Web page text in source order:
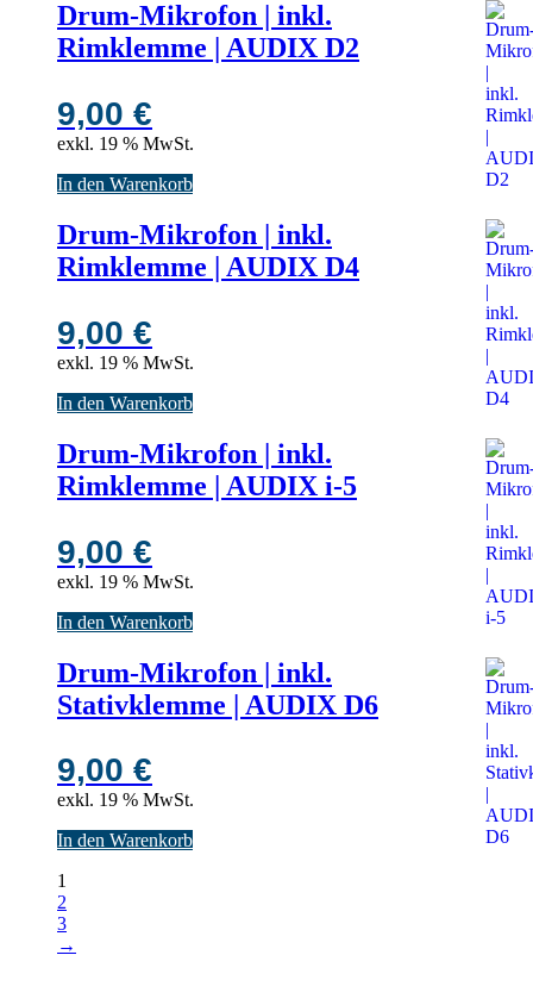
Drum-Mikrofon | inkl.
Rimklemme | AUDIX D2
9,00 €
exkl. 19 % MwSt.
In den Warenkorb
Drum-Mikrofon | inkl.
Rimklemme | AUDIX D4
9,00 €
exkl. 19 % MwSt.
In den Warenkorb
Drum-Mikrofon | inkl.
Rimklemme | AUDIX i-5
9,00 €
exkl. 19 % MwSt.
In den Warenkorb
Drum-Mikrofon | inkl.
Stativklemme | AUDIX D6
9,00 €
exkl. 19 % MwSt.
In den Warenkorb
1
2
3
→